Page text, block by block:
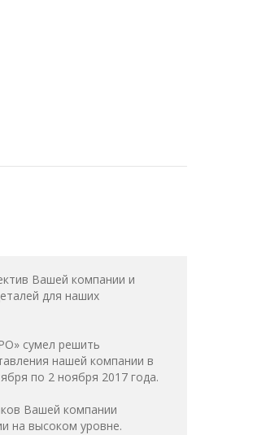
Вашей компании и
для наших
сумел решить
нашей компании в
по 2 ноября 2017 года.
Вашей компании
на высоком уровне.